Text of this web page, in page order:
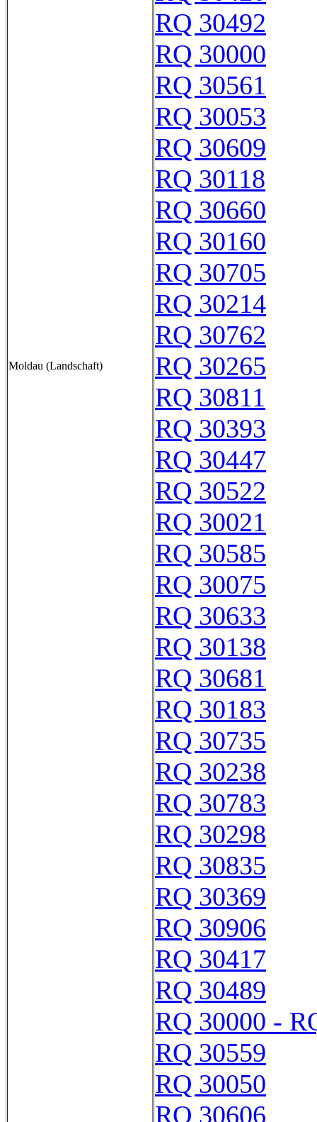
Moldau (Landschaft)
RQ 30492
RQ 30000
RQ 30561
RQ 30053
RQ 30609
RQ 30118
RQ 30660
RQ 30160
RQ 30705
RQ 30214
RQ 30762
RQ 30265
RQ 30811
RQ 30393
RQ 30447
RQ 30522
RQ 30021
RQ 30585
RQ 30075
RQ 30633
RQ 30138
RQ 30681
RQ 30183
RQ 30735
RQ 30238
RQ 30783
RQ 30298
RQ 30835
RQ 30369
RQ 30906
RQ 30417
RQ 30489
RQ 30000 -
RQ 30559
RQ 30050
RQ 30606